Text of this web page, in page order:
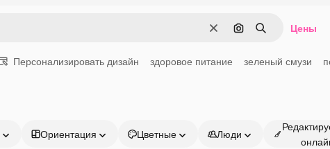
ОчиститьПоиск по
Поиск Цены
Персонализировать дизайн здоровое питание зеленый смузи
Ориентация Цветные Люди